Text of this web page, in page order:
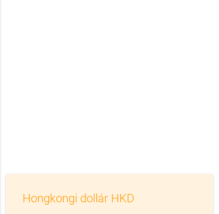
Hongkongi dollár HKD